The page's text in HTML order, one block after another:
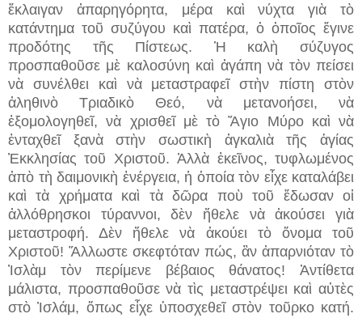
ἔκλαιγαν ἀπαρηγόρητα, μέρα καὶ νύχτα γιὰ τὸ
κατάντημα τοῦ συζύγου καὶ πατέρα, ὁ ὁποῖος ἔγινε
προδότης τῆς Πίστεως. Ἡ καλὴ σύζυγος
προσπαθοῦσε μὲ καλοσύνη καὶ ἀγάπη νὰ τὸν πείσει
νὰ συνέλθει καὶ νὰ μεταστραφεῖ στὴν πίστη στὸν
ἀληθινὸ Τριαδικὸ Θεό, νὰ μετανοήσει, νὰ
ἐξομολογηθεῖ, νὰ χρισθεῖ μὲ τὸ Ἅγιο Μύρο καὶ νὰ
ἐνταχθεῖ ξανὰ στὴν σωστικὴ ἀγκαλιὰ τῆς ἁγίας
Ἐκκλησίας τοῦ Χριστοῦ. Ἀλλὰ ἐκεῖνος, τυφλωμένος
ἀπὸ τὴ δαιμονικὴ ἐνέργεια, ἡ ὁποία τὸν εἶχε καταλάβει
καὶ τὰ χρήματα καὶ τὰ δῶρα ποὺ τοῦ ἔδωσαν οἱ
ἀλλόθρησκοι τύραννοι, δὲν ἤθελε νὰ ἀκούσει γιὰ
μεταστροφή. Δὲν ἤθελε νὰ ἀκούει τὸ ὄνομα τοῦ
Χριστοῦ! Ἄλλωστε σκεφτόταν πώς, ἂν ἀπαρνιόταν τὸ
Ἰσλὰμ τὸν περίμενε βέβαιος θάνατος! Ἀντίθετα
μάλιστα, προσπαθοῦσε νὰ τὶς μεταστρέψει καὶ αὐτὲς
στὸ Ἰσλάμ, ὅπως εἶχε ὑποσχεθεῖ στὸν τοῦρκο κατή.